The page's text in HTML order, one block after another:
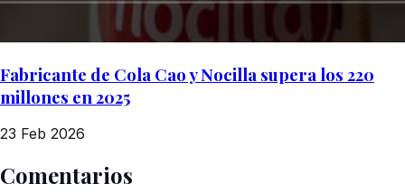
Fabricante de Cola Cao y Nocilla supera los 220
millones en 2025
23 Feb 2026
Comentarios